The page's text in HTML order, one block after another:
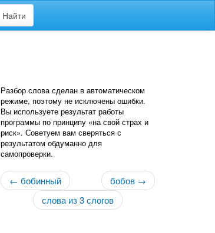
Найти
Разбор слова сделан в автоматическом
режиме, поэтому не исключены ошибки.
Вы используете результат работы
программы по принципу «на свой страх и
риск». Советуем вам сверяться с
результатом обдуманно для
самопроверки.
← бобинный
бобов →
слова из 3 слогов